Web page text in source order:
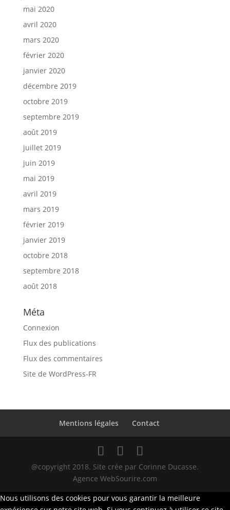
mai 2020
avril 2020
mars 2020
février 2020
janvier 2020
décembre 2019
octobre 2019
septembre 2019
août 2019
juillet 2019
juin 2019
mai 2019
avril 2019
mars 2019
février 2019
janvier 2019
octobre 2018
septembre 2018
août 2018
Méta
Connexion
Flux des publications
Flux des commentaires
Site de WordPress-FR
Mentions légales Contact
@copyright 2018. Site crée par Corinne Ducasse.
Agence WebSourire.com
Nous utilisons des cookies pour vous garantir la meilleure